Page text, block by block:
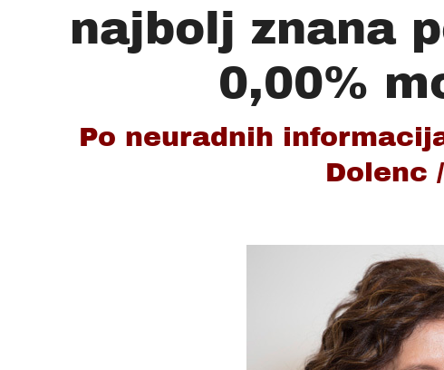
najbolj znana
0,00%
Po neuradnih
Dolenc